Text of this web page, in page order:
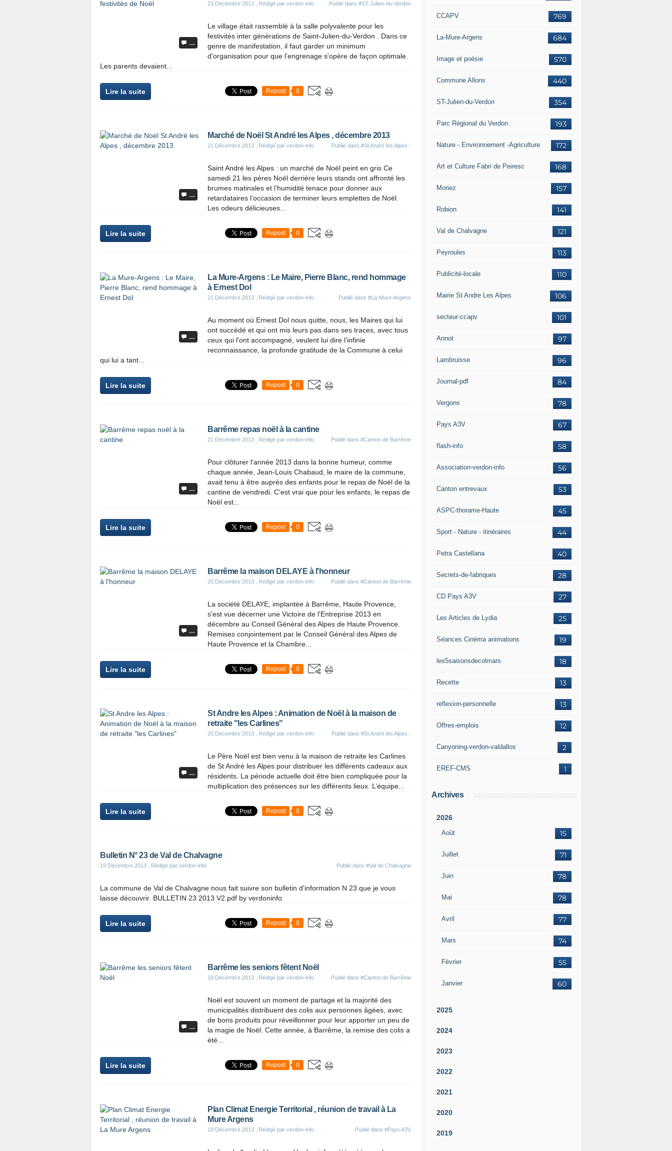
…
23 Décembre 2013 , Rédigé par verdon-info Publié dans #ST-Julien-du-Verdon
Le village était rassemblé à la salle polyvalente pour les
festivités inter générations de Saint-Julien-du-Verdon . Dans ce
genre de manifestation, il faut garder un minimum
d'organisation pour que l'engrenage s'opère de façon optimale.
Les parents devaient...
Lire la suite Repost 0
…
Marché de Noël St André les Alpes , décembre 2013
21 Décembre 2013 , Rédigé par verdon-info Publié dans #St André les Alpes -
Saint André les Alpes : un marché de Noël peint en gris Ce
samedi 21 les pères Noël derrière leurs stands ont affronté les
brumes matinales et l’humidité tenace pour donner aux
retardataires l’occasion de terminer leurs emplettes de Noël.
Les odeurs délicieuses...
Lire la suite Repost 0
…
La Mure-Argens : Le Maire, Pierre Blanc, rend hommage
à Ernest Dol
21 Décembre 2013 , Rédigé par verdon-info Publié dans #La-Mure-Argens
Au moment où Ernest Dol nous quitte, nous, les Maires qui lui
ont succédé et qui ont mis leurs pas dans ses traces, avec tous
ceux qui l'ont accompagné, veulent lui dire l’infinie
reconnaissance, la profonde gratitude de la Commune à celui
qui lui a tant...
Lire la suite Repost 0
…
Barrême repas noël à la cantine
21 Décembre 2013 , Rédigé par verdon-info Publié dans #Canton de Barrême
Pour clôturer l'année 2013 dans la bonne humeur, comme
chaque année, Jean-Louis Chabaud, le maire de la commune,
avait tenu à être auprès des enfants pour le repas de Noël de la
cantine de vendredi. C'est vrai que pour les enfants, le repas de
Noël est...
Lire la suite Repost 0
…
Barrême la maison DELAYE à l'honneur
20 Décembre 2013 , Rédigé par verdon-info Publié dans #Canton de Barrême
La société DELAYE, implantée à Barrême, Haute Provence,
s'est vue décerner une Victoire de l'Entreprise 2013 en
décembre au Conseil Général des Alpes de Haute Provence.
Remises conjointement par le Conseil Général des Alpes de
Haute Provence et la Chambre...
Lire la suite Repost 0
…
St Andre les Alpes : Animation de Noël à la maison de
retraite "les Carlines"
20 Décembre 2013 , Rédigé par verdon-info Publié dans #St André les Alpes -
Le Père Noël est bien venu à la maison de retraite les Carlines
de St André les Alpes pour distribuer les différents cadeaux aux
résidents. La période actuelle doit être bien compliquée pour la
multiplication des présences sur les différents lieux. L’équipe...
Lire la suite Repost 0
Bulletin N° 23 de Val de Chalvagne
19 Décembre 2013 , Rédigé par verdon-info Publié dans #Val de Chalvagne
La commune de Val de Chalvagne nous fait suivre son bulletin d'information N 23 que je vous
laisse découvrir. BULLETIN 23 2013 V2.pdf by verdoninfo
Lire la suite Repost 0
…
Barrême les seniors fêtent Noël
19 Décembre 2013 , Rédigé par verdon-info Publié dans #Canton de Barrême
Noël est souvent un moment de partage et la majorité des
municipalités distribuent des colis aux personnes âgées, avec
de bons produits pour réveillonner pour leur apporter un peu de
la magie de Noël. Cette année, à Barrême, la remise des colis a
été...
Lire la suite Repost 0
Plan Climat Energie Territorial , réunion de travail à La
Mure Argens
18 Décembre 2013 , Rédigé par verdon-info Publié dans #Pays A3V
769
CCAPV
684
La-Mure-Argens
570
Image et poésie
440
Commune Allons
354
ST-Julien-du-Verdon
193
Parc Régional du Verdon
172
Nature - Environnement -Agriculture
168
Art et Culture Fabri de Peiresc
157
Moriez
141
Robion
121
Val de Chalvagne
113
Peyroules
110
Publicité-locale
106
Mairie St Andre Les Alpes
101
secteur-ccapv
97
Annot
96
Lambruisse
84
Journal-pdf
78
Vergons
67
Pays A3V
58
flash-info
56
Association-verdon-info
53
Canton entrevaux
45
ASPC-thorame-Haute
44
Sport - Nature - itinéraires
40
Petra Castellana
28
Secrets-de-fabriques
27
CD Pays A3V
25
Les Articles de Lydia
19
Séances Cinéma animations
18
les5saisonsdecolmars
13
Recette
13
reflexion-personnelle
12
Offres-emplois
2
Canyoning-verdon-valdallos
1
EREF-CMS
Archives
2026
Août 15
Juillet 71
Juin 78
Mai 78
Avril 77
Mars 74
Février 55
Janvier 60
2025
2024
2023
2022
2021
2020
2019